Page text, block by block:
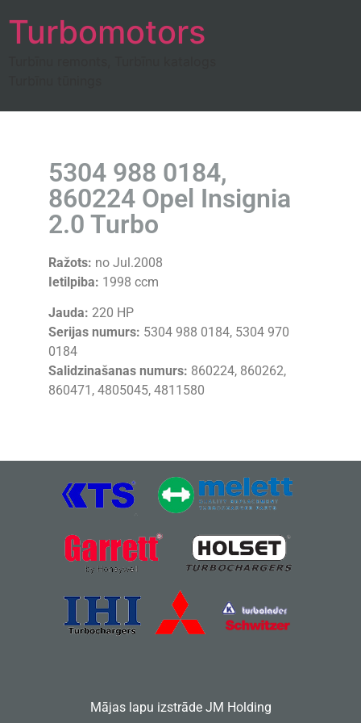
Turbomotors
5304 988 0184,
860224 Opel Insignia
2.0 Turbo
Ražots: no Jul.2008
Ietilpiba: 1998 ccm
Jauda: 220 HP
Serijas numurs: 5304 988 0184, 5304 970
0184
Salidzinašanas numurs: 860224, 860262,
860471, 4805045, 4811580
Mājas lapu izstrādeJM Holding